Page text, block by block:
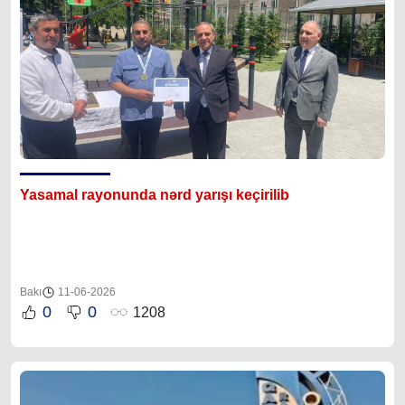
Yasamal rayonunda nərd yarışı keçirilib
Bakı 11-06-2026
0 0 1208